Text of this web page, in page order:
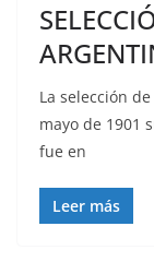
La selección
mayo de 1901
fue en
Leer más